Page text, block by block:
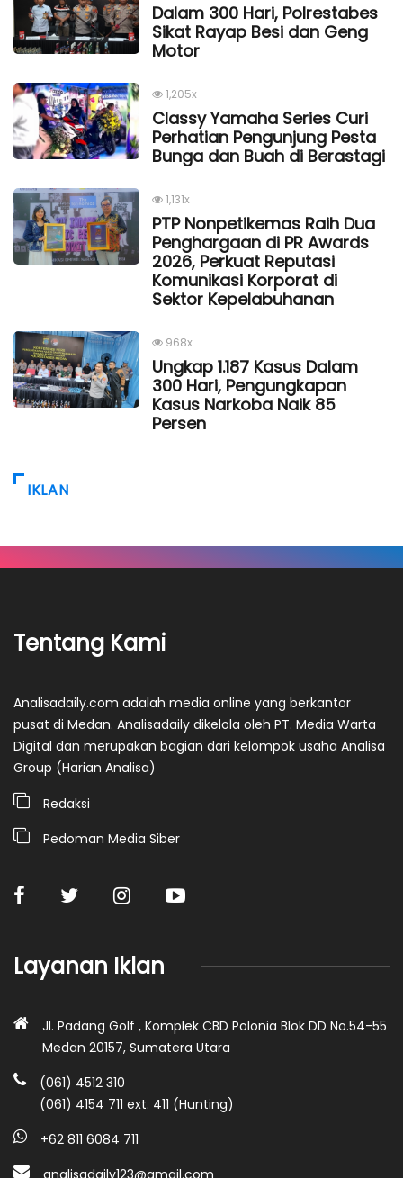
Dalam 300 Hari, Polrestabes
Sikat Rayap Besi dan Geng
Motor
1,205x
Classy Yamaha Series Curi
Perhatian Pengunjung Pesta
Bunga dan Buah di Berastagi
1,131x
PTP Nonpetikemas Raih Dua
Penghargaan di PR Awards
2026, Perkuat Reputasi
Komunikasi Korporat di
Sektor Kepelabuhanan
968x
Ungkap 1.187 Kasus Dalam
300 Hari, Pengungkapan
Kasus Narkoba Naik 85
Persen
IKLAN
Tentang Kami
Analisadaily.com adalah media online yang berkantor
pusat di Medan. Analisadaily dikelola oleh PT. Media Warta
Digital dan merupakan bagian dari kelompok usaha Analisa
Group (Harian Analisa)
Redaksi
Pedoman Media Siber
Layanan Iklan
Jl. Padang Golf , Komplek CBD Polonia Blok DD No.54-55
Medan 20157, Sumatera Utara
(061) 4512 310
(061) 4154 711 ext. 411 (Hunting)
+62 811 6084 711
analisadaily123@gmail.com